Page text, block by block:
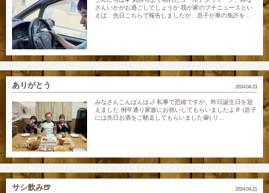
さんいかがお過ごしでしょうか 我が家のプチニュースとい
えば、先日こちらで報告しましたが、息子が車の免許を...
2024.04.23
ありがとう
みなさんこんばんは🌙 私事で恐縮ですが、昨日誕生日を迎
えました 例年通り家族にお祝いしてもらいましたよ🥂 (息子
には先日お酒をご馳走してもらいました😁) リ...
2024.04.21
サシ飲み🍺